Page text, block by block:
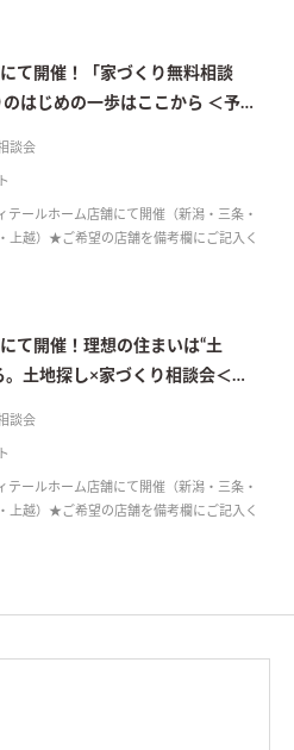
て開催！「家づくり無料相談
はじめの一歩はここから ＜予約
談会
テールホーム店舗にて開催（新潟・三条・
上越）★ご希望の店舗を備考欄にご記入く
て開催！理想の住まいは“土
。土地探し×家づくり相談会＜予
談会
テールホーム店舗にて開催（新潟・三条・
上越）★ご希望の店舗を備考欄にご記入く